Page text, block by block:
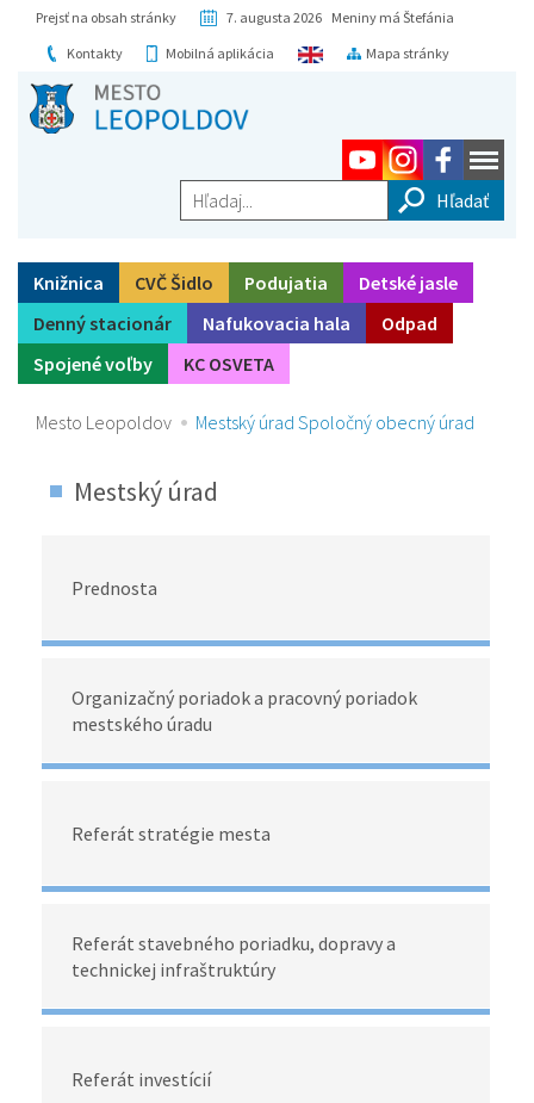
Prejsť na obsah stránky
7. augusta 2026 Meniny má Štefánia
Kontakty
Mobilná aplikácia Mapa stránky
Hľadaj...
Knižnica CVČ Šidlo Podujatia
Detské jasle
Denný stacionár
Nafukovacia hala
Odpad
Spojené voľby
KC OSVETA
Mesto Leopoldov Mestský úrad Spoločný obecný úrad
Mestský úrad
Prednosta
Organizačný poriadok a pracovný poriadok
mestského úradu
Referát stratégie mesta
Referát stavebného poriadku, dopravy a
technickej infraštruktúry
Referát investícií